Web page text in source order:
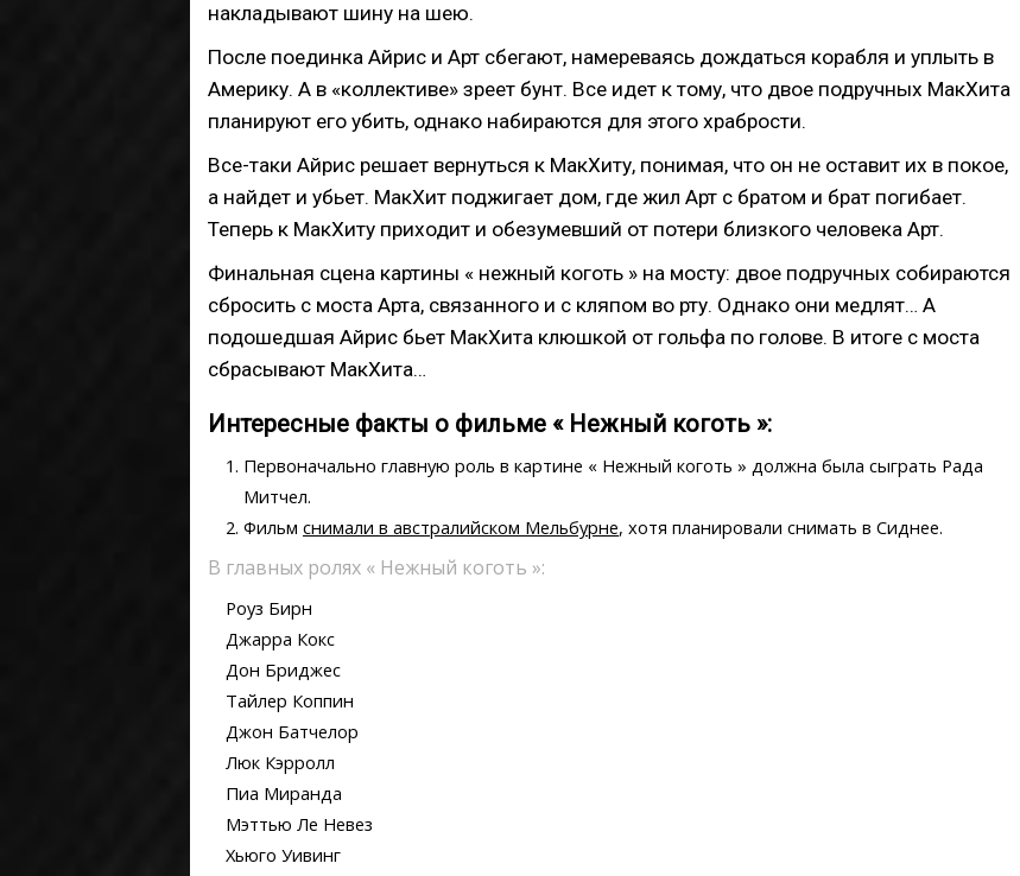
накладывают шину на шею.
После поединка Айрис и Арт сбегают, намереваясь дождаться корабля и уплыть в
Америку. А в «коллективе» зреет бунт. Все идет к тому, что двое подручных МакХита
планируют его убить, однако набираются для этого храбрости.
Все-таки Айрис решает вернуться к МакХиту, понимая, что он не оставит их в покое,
а найдет и убьет. МакХит поджигает дом, где жил Арт с братом и брат погибает.
Теперь к МакХиту приходит и обезумевший от потери близкого человека Арт.
Финальная сцена картины « нежный коготь » на мосту: двое подручных собираются
сбросить с моста Арта, связанного и с кляпом во рту. Однако они медлят… А
подошедшая Айрис бьет МакХита клюшкой от гольфа по голове. В итоге с моста
сбрасывают МакХита…
Интересные факты о фильме « Нежный коготь »:
Первоначально главную роль в картине « Нежный коготь » должна была сыграть Рада
Митчел.
Фильм снимали в австралийском Мельбурне, хотя планировали снимать в Сиднее.
В главных ролях « Нежный коготь »:
Роуз Бирн
Джарра Кокс
Дон Бриджес
Тайлер Коппин
Джон Батчелор
Люк Кэрролл
Пиа Миранда
Мэттью Ле Невез
Хьюго Уивинг